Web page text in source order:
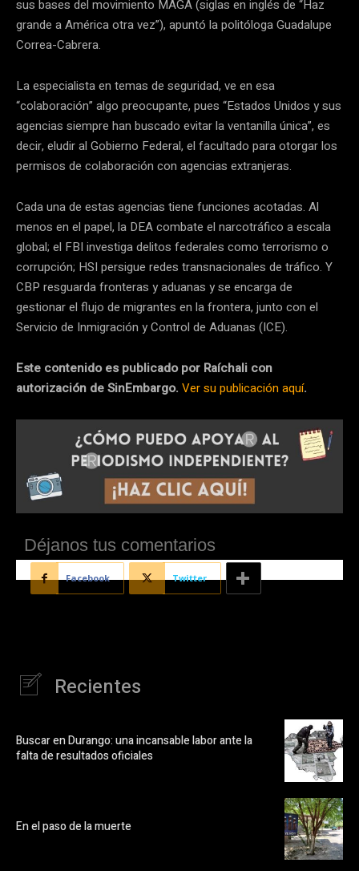
sus bases del movimiento MAGA (siglas en inglés de “Haz
grande a América otra vez”), apuntó la politóloga Guadalupe
Correa-Cabrera.
La especialista en temas de seguridad, ve en esa
“colaboración” algo preocupante, pues “Estados Unidos y sus
agencias siempre han buscado evitar la ventanilla única”, es
decir, eludir al Gobierno Federal, el facultado para otorgar los
permisos de colaboración con agencias extranjeras.
Cada una de estas agencias tiene funciones acotadas. Al
menos en el papel, la DEA combate el narcotráfico a escala
global; el FBI investiga delitos federales como terrorismo o
corrupción; HSI persigue redes transnacionales de tráfico. Y
CBP resguarda fronteras y aduanas y se encarga de
gestionar el flujo de migrantes en la frontera, junto con el
Servicio de Inmigración y Control de Aduanas (ICE).
Este contenido es publicado por Raíchali con
autorización de SinEmbargo. Ver su publicación aquí.
Déjanos tus comentarios
Facebook Twitter
Recientes
Buscar en Durango: una incansable labor ante la
falta de resultados oficiales
En el paso de la muerte